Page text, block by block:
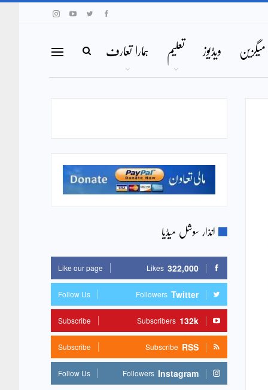
میگزین ویڈیوز تعلیم ہمارا تعارف
انذار سوشل میڈیا
322,000
Likes
Like our page
Twitter
Followers
Follow Us
132k
Subscribers
Subscribe
RSS
Subscribe
Subscribe
Instagram
Followers
Follow Us